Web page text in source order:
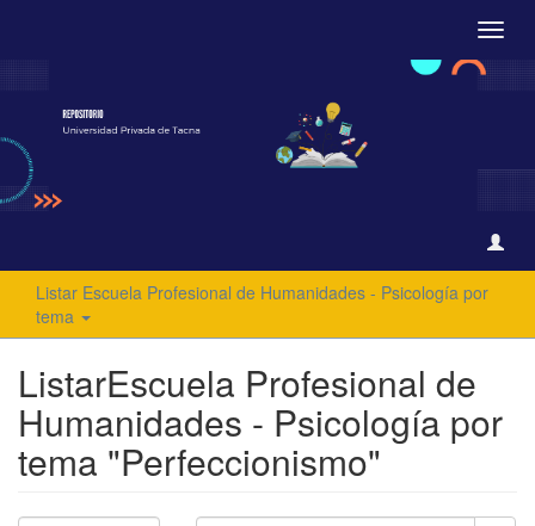
Listar Escuela Profesional de Humanidades - Psicología por
tema
ListarEscuela Profesional de
Humanidades - Psicología por
tema "Perfeccionismo"